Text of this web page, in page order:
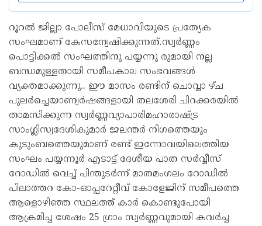
റൂറൽ ജില്ലാ പോലീസ് മേധാവിയുടെ പ്രത്യേക
സംഘമാണ് കേസന്വേഷിക്കുന്നത്.സ്വർണ്ണം
പൊട്ടിക്കൽ സംഘത്തിനു പയ്യന്നു രുമായി നല്ല
ബന്ധമുള്ളതായി സമീപകാല സംഭവങ്ങൾ
വ്യക്തമാക്കുന്നു.. ഈ മാസം രണ്ടിന് ചൊവ്വാ ഴ്ച
പുലർച്ചെയാണ്വർഷങ്ങളായി തലശേരി ചിറക്കരയിൽ
താമസിക്കുന്ന സ്വർണ്ണവ്യാപാരിമഹാരാഷ്‌ട്ര
സാംഗ്ലിസ്വദേശികുമാർ ജലന്തർ നിഗത്തെയും
കുടുംബത്തെയുമാണ് രണ്ട് ഇന്നോവയിലെത്തിയ
സംഘം പയ്യന്നൂർ എടാട്ട് ദേശീയ പാത സർവ്വീസ്
റോഡിൽ വെച്ച് പിന്തുടർന്ന് മാതമംഗലം റോഡിൽ
പിലാത്തറ കോ-ഓപ്പറേറ്റീവ് കോളേജിന് സമീപത്തെ
ആളൊഴിഞ്ഞ സ്ഥലത്ത് കാർ കൊണ്ടുപോയി
ആക്രമിച്ച ശേഷം 25 ഗ്രാം സ്വർണ്ണവുമായി കവർച്ച